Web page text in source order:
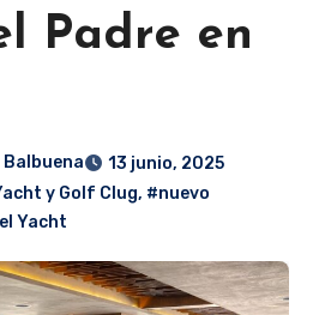
Padre en
13 junio, 2025
y Golf Clug, #nuevo
Yacht